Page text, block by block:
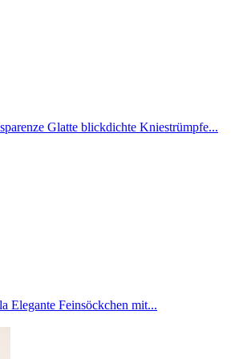
Glatte blickdichte Kniestrümpfe...
Elegante Feinsöckchen mit...